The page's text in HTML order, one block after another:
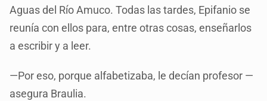
Aguas del Río Amuco. Todas las tardes, Epifanio se
reunía con ellos para, entre otras cosas, enseñarlos
a escribir y a leer.
—Por eso, porque alfabetizaba, le decían profesor —
asegura Braulia.